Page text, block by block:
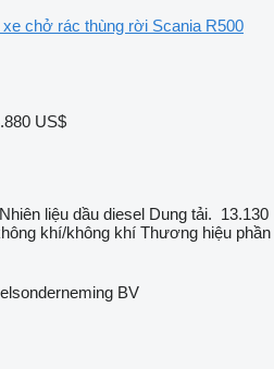
xe chở rác thùng rời Scania R500
US$
Nhiên liệu dầu diesel Dung tải. 13.130
khí/không khí Thương hiệu phần
BV